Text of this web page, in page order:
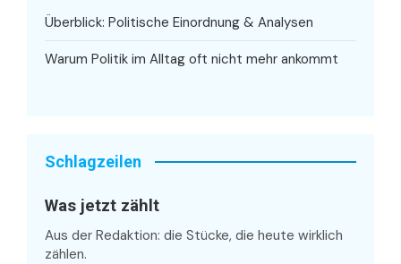
Überblick: Politische Einordnung & Analysen
Warum Politik im Alltag oft nicht mehr ankommt
Schlagzeilen
Was jetzt zählt
Aus der Redaktion: die Stücke, die heute wirklich
zählen.